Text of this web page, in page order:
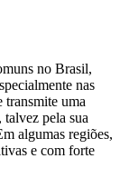
no Brasil,
nas
transmite uma
pela sua
algumas regiões,
e com forte